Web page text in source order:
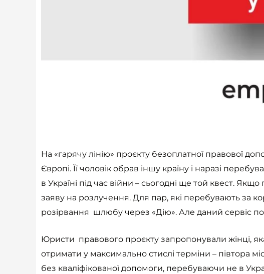
На «гарячу лінію» проєкту безоплатної правової
Європі. Її чоловік обрав іншу країну і наразі
в Україні під час війни – сьогодні ще той квест.
заяву на розлучення. Для пар, які перебувають за
розірвання шлюбу через «Дію». Але даний сервіс
Юристи правового проєкту запропонували жінці,
отримати у максимально стислі терміни – півтора
без кваліфікованої допомоги, перебуваючи не в